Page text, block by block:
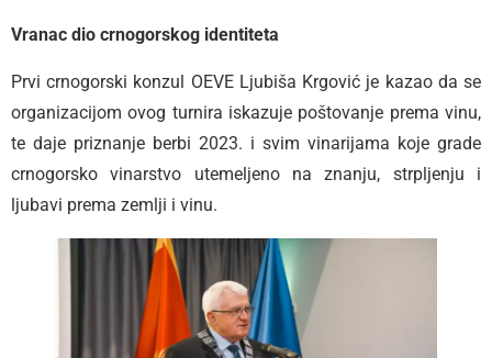
Vranac dio crnogorskog identiteta
Prvi crnogorski konzul OEVE Ljubiša Krgović je kazao da se
organizacijom ovog turnira iskazuje poštovanje prema vinu,
te daje priznanje berbi 2023. i svim vinarijama koje grade
crnogorsko vinarstvo utemeljeno na znanju, strpljenju i
ljubavi prema zemlji i vinu.